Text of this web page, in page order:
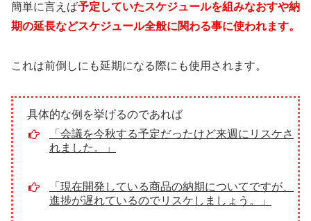
簡単に言えば予定していたスケジュールを組みなおすや納
期の延長などスケジュール全般に関わる事に使われます。
これは前倒しにも延期になる際にも使用されます。
具体的な例を挙げるのであれば
「会議を今秋する予定だったけど来週にリスケさ
れました。」
「現在開発している商品の納期についてですが、
進捗が遅れているのでリスケしましょう。」